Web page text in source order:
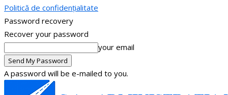
Politică de confidențialitate
Password recovery
Recover your password
your email
A password will be e-mailed to you.